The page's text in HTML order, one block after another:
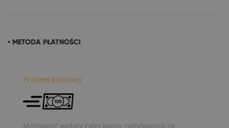
• METODA PŁATNOŚCI
Przelew bankowy
Możliwość wpłaty całej kwoty zamówienia za